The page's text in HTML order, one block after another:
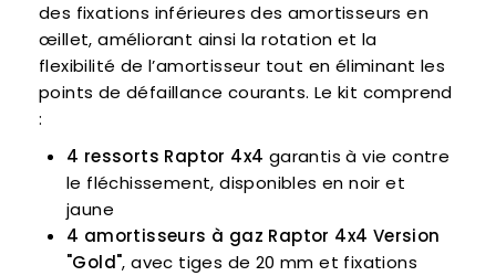
des fixations inférieures des amortisseurs en
œillet, améliorant ainsi la rotation et la
flexibilité de l’amortisseur tout en éliminant les
points de défaillance courants. Le kit comprend
:
4 ressorts Raptor 4x4 garantis à vie contre
le fléchissement, disponibles en noir et
jaune
4 amortisseurs à gaz Raptor 4x4 Version
"Gold", avec tiges de 20 mm et fixations